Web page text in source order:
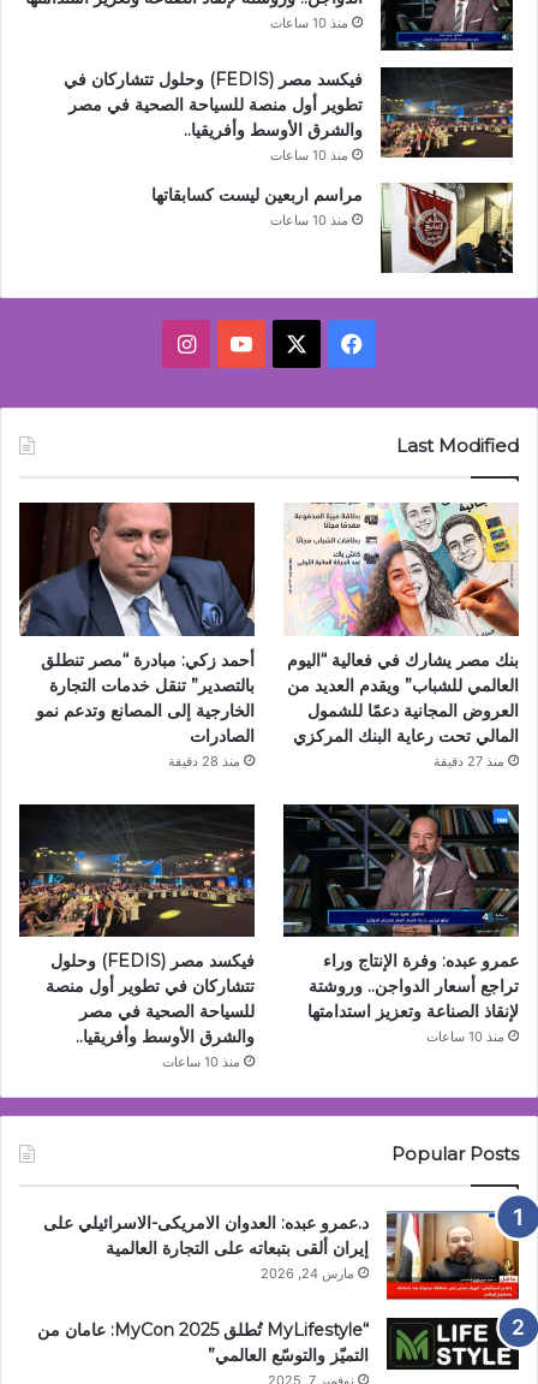
منذ 10 ساعات
فيكسد مصر (FEDIS) وحلول تتشاركان في
تطوير أول منصة للسياحة الصحية في مصر
والشرق الأوسط وأفريقيا..
منذ 10 ساعات
مراسم اربعين ليست كسابقاتها
منذ 10 ساعات
فيسبوك ‫YouTubeانستقرام
Last Modified
بنك مصر يشارك في فعالية “اليوم
العالمي للشباب” ويقدم العديد من
العروض المجانية دعمًا للشمول
المالي تحت رعاية البنك المركزي
منذ 27 دقيقة
أحمد زكي: مبادرة “مصر تنطلق
بالتصدير” تنقل خدمات التجارة
الخارجية إلى المصانع وتدعم نمو
الصادرات
منذ 28 دقيقة
عمرو عبده: وفرة الإنتاج وراء
تراجع أسعار الدواجن.. وروشتة
لإنقاذ الصناعة وتعزيز استدامتها
منذ 10 ساعات
فيكسد مصر (FEDIS) وحلول
تتشاركان في تطوير أول منصة
للسياحة الصحية في مصر
والشرق الأوسط وأفريقيا..
منذ 10 ساعات
Popular Posts
د.عمرو عبده: العدوان الامريكى-الاسرائيلي على
إيران ألقى بتبعاته على التجارة العالمية
مارس 24, 2026
“MyLifestyle تُطلق MyCon 2025: عامان من
التميّز والتوسّع العالمي”
نوفمبر 7, 2025